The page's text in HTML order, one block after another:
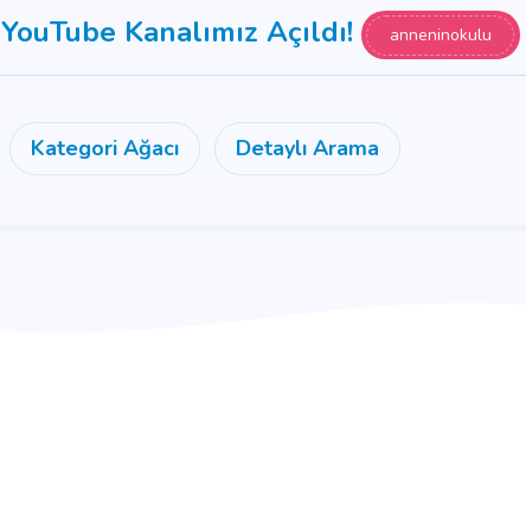
YouTube Kanalımız Açıldı! anneninokulu
Kategori Ağacı Detaylı Arama